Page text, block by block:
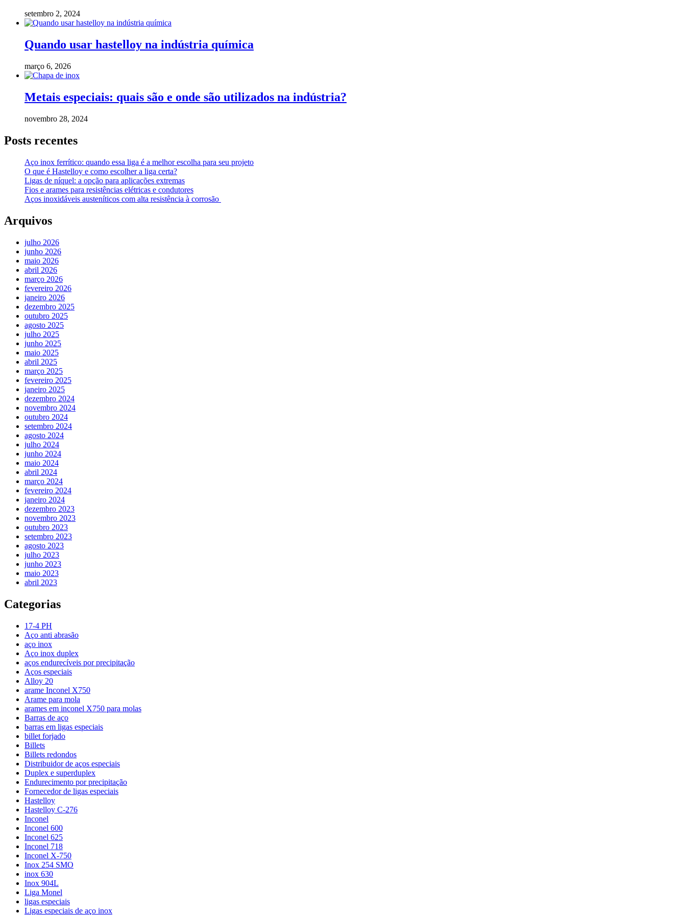
setembro 2, 2024
Quando usar hastelloy na indústria química
março 6, 2026
Metais especiais: quais são e onde são utilizados na indústria?
novembro 28, 2024
Posts recentes
Aço inox ferrítico: quando essa liga é a melhor escolha para seu projeto
O que é Hastelloy e como escolher a liga certa?
Ligas de níquel: a opção para aplicações extremas
Fios e arames para resistências elétricas e condutores
Aços inoxidáveis austeníticos com alta resistência à corrosão
Arquivos
julho 2026
junho 2026
maio 2026
abril 2026
março 2026
fevereiro 2026
janeiro 2026
dezembro 2025
outubro 2025
agosto 2025
julho 2025
junho 2025
maio 2025
abril 2025
março 2025
fevereiro 2025
janeiro 2025
dezembro 2024
novembro 2024
outubro 2024
setembro 2024
agosto 2024
julho 2024
junho 2024
maio 2024
abril 2024
março 2024
fevereiro 2024
janeiro 2024
dezembro 2023
novembro 2023
outubro 2023
setembro 2023
agosto 2023
julho 2023
junho 2023
maio 2023
abril 2023
Categorias
17-4 PH
Aço anti abrasão
aço inox
Aço inox duplex
aços endurecíveis por precipitação
Aços especiais
Alloy 20
arame Inconel X750
Arame para mola
arames em inconel X750 para molas
Barras de aço
barras em ligas especiais
billet forjado
Billets
Billets redondos
Distribuidor de aços especiais
Duplex e superduplex
Endurecimento por precipitação
Fornecedor de ligas especiais
Hastelloy
Hastelloy C-276
Inconel
Inconel 600
Inconel 625
Inconel 718
Inconel X-750
Inox 254 SMO
inox 630
Inox 904L
Liga Monel
ligas especiais
Ligas especiais de aço inox